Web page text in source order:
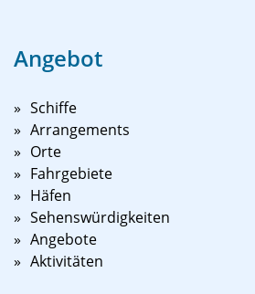
Angebot
Schiffe
Arrangements
Orte
Fahrgebiete
Häfen
Sehenswürdigkeiten
Angebote
Aktivitäten